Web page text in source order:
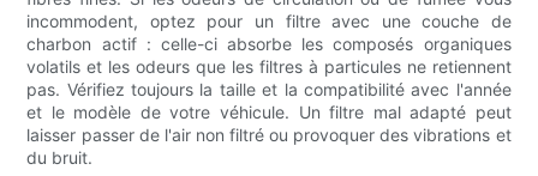
incommodent, optez pour un filtre avec une couche de
charbon actif : celle-ci absorbe les composés organiques
volatils et les odeurs que les filtres à particules ne retiennent
pas. Vérifiez toujours la taille et la compatibilité avec l'année
et le modèle de votre véhicule. Un filtre mal adapté peut
laisser passer de l'air non filtré ou provoquer des vibrations et
du bruit.